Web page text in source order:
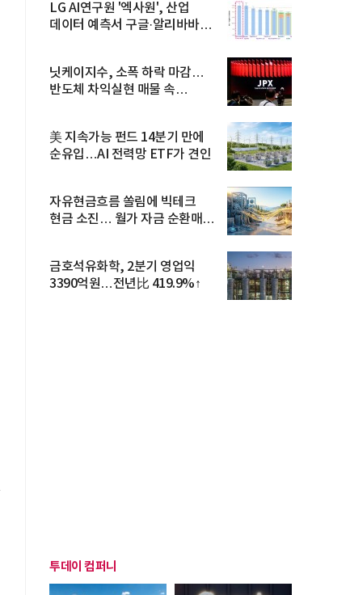
LG AI연구원 '엑사원', 산업
데이터 예측서 구글·알리바바
닛케이지수, 소폭 하락 마감…
반도체 차익실현 매물 속
美 지속가능 펀드 14분기 만에
순유입…AI 전력망 ETF가 견인
자유현금흐름 쏠림에 빅테크
현금 소진… 월가 자금 순환매
금호석유화학, 2분기 영업익
3390억원…전년比 419.9%↑
투데이 컴퍼니